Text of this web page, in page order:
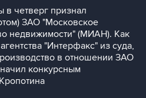
четверг признал
ЗАО "Московское
недвижимости" (МИАН). Как
"Интерфакс" из суда,
в отношении ЗАО
конкурсным